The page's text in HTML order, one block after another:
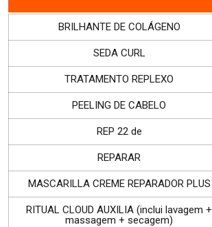
BRILHANTE DE COLÁGENO
SEDA CURL
TRATAMENTO REPLEXO
PEELING DE CABELO
REP 22 de
REPARAR
MASCARILLA CREME REPARADOR PLUS
RITUAL CLOUD AUXILIA (inclui lavagem +
massagem + secagem)